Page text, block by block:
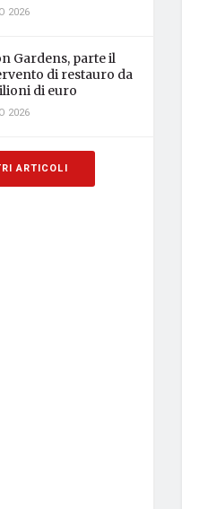
2026
Gardens, parte il
di restauro da
di euro
2026
ARTICOLI